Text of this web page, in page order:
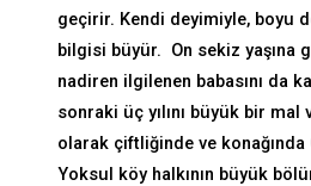
geçirir. Kendi deyimiyle, boyu
bilgisi büyür. On sekiz yaşına
nadiren ilgilenen babasını da
sonraki üç yılını büyük bir mal
olarak çiftliğinde ve
Yoksul köy halkının büyük